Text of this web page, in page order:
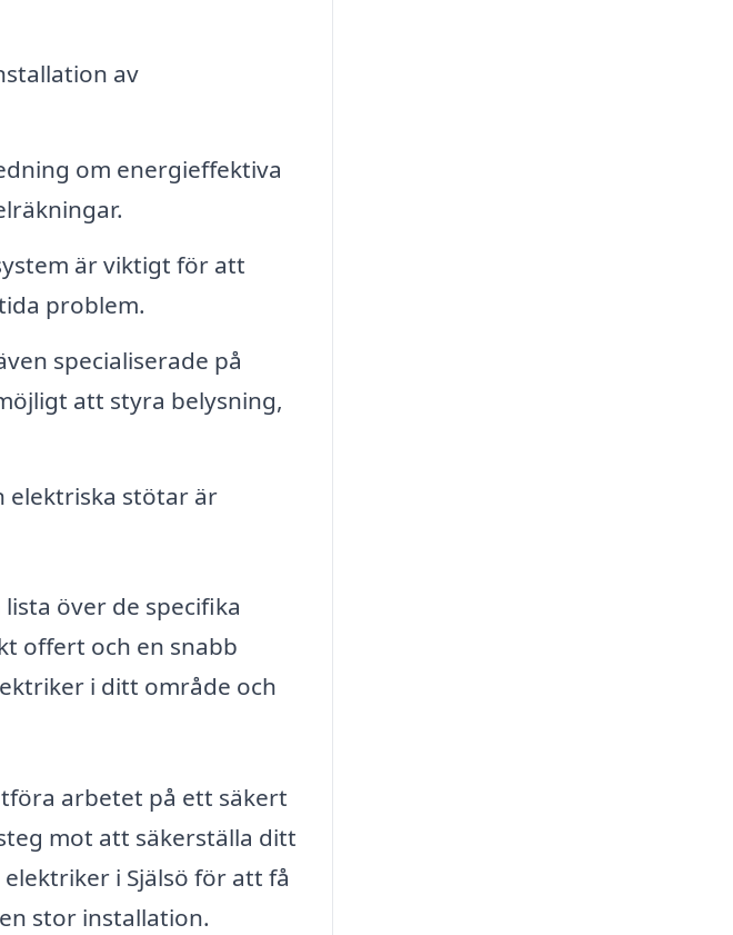
av
om energieffektiva
är viktigt för att
problem.
specialiserade på
att styra belysning,
elektriska stötar är
över de specifika
offert och en snabb
i ditt område och
arbetet på ett säkert
mot att säkerställa ditt
i Själsö för att få
stor installation.